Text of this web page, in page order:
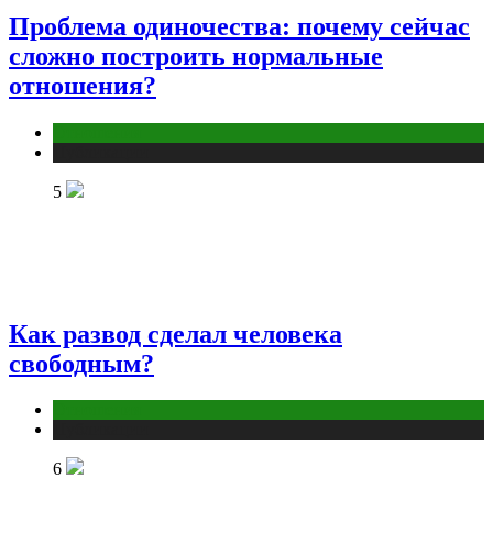
Проблема одиночества: почему сейчас
сложно построить нормальные
отношения?
5
Как развод сделал человека
свободным?
6